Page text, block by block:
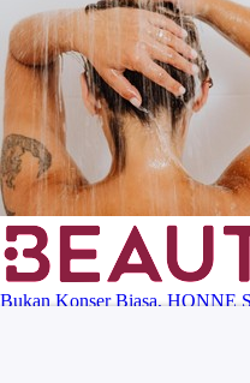
Bukan Konser Biasa, HONNE